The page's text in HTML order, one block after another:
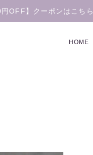
OFF】クーポンはこちら
HOME